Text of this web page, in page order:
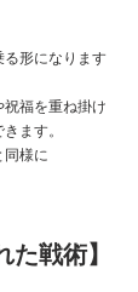
る形になります
祝福を重ね掛け
ます。
同様に
た戦術】